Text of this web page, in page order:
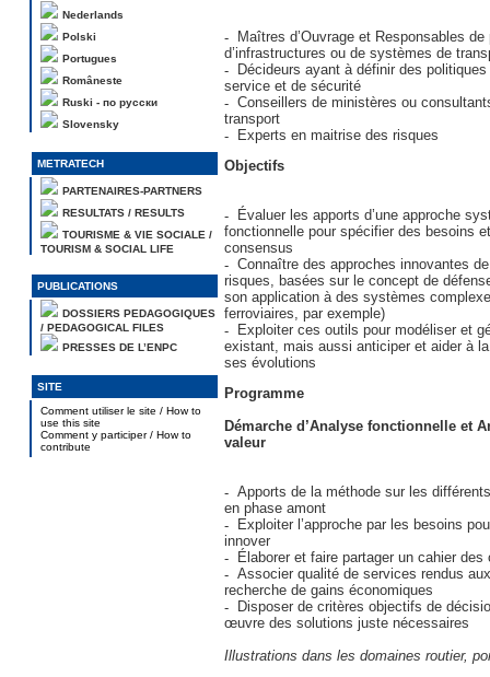
Nederlands
Polski
Portugues
Româneste
Ruski - по русски
Slovensky
METRATECH
PARTENAIRES-PARTNERS
RESULTATS / RESULTS
TOURISME & VIE SOCIALE /
TOURISM & SOCIAL LIFE
PUBLICATIONS
DOSSIERS PEDAGOGIQUES
/ PEDAGOGICAL FILES
PRESSES DE L’ENPC
SITE
Comment utiliser le site / How to
use this site
Comment y participer / How to
contribute
Maîtres d’Ouvrage et Responsables de
d’infrastructures ou de systèmes de
Décideurs ayant à définir des
service et de sécurité
Conseillers de ministères ou
transport
Experts en maitrise des risques
Objectifs
Évaluer les apports d’une approche
fonctionnelle pour spécifier des besoins
consensus
Connaître des approches innovantes
risques, basées sur le concept de
son application à des systèmes
ferroviaires, par exemple)
Exploiter ces outils pour modéliser et
existant, mais aussi anticiper et aider à
ses évolutions
Programme
Démarche d’Analyse fonctionnelle et
valeur
Apports de la méthode sur les
en phase amont
Exploiter l’approche par les besoins
innover
Élaborer et faire partager un cahier des
Associer qualité de services rendus
recherche de gains économiques
Disposer de critères objectifs de
œuvre des solutions juste nécessaires
Illustrations dans les domaines routier,